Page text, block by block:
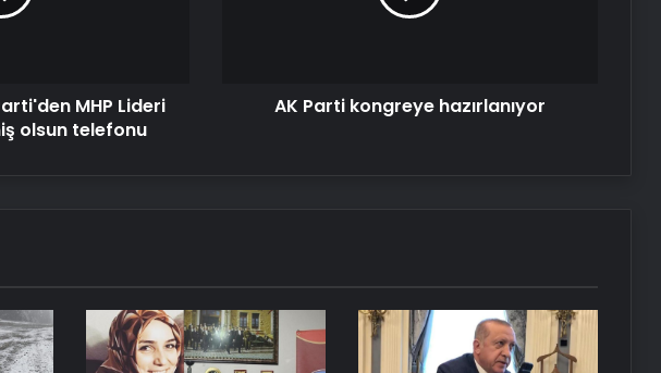
MHP Lideri
olsun telefonu
AK Parti kongreye hazırlanıyor